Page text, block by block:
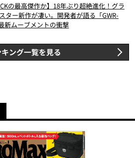
の最高傑作か】18年ぶり超絶進化！グラ
ター新作が凄い。開発者が語る「GWR-
新ムーブメントの衝撃
キング一覧を見る